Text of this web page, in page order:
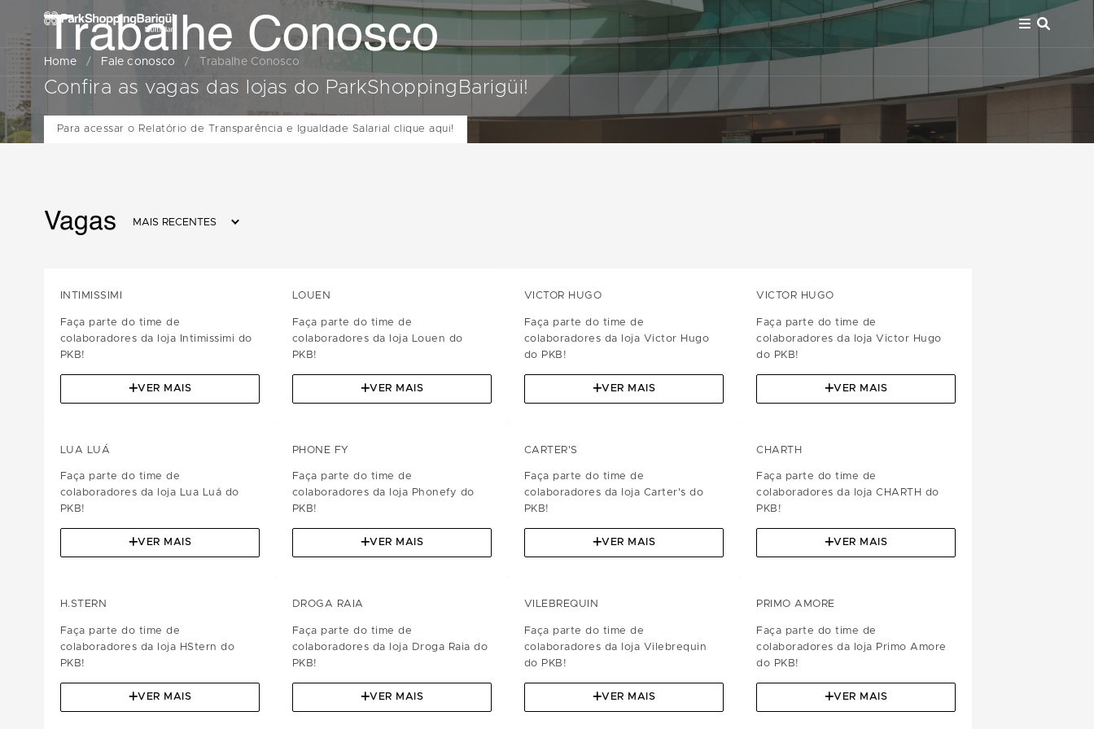
Home / Fale conosco / Trabalhe Conosco
Trabalhe Conosco
Confira as vagas das lojas do ParkShoppingBarigüi!
Para acessar o Relatório de Transparência e Igualdade Salarial clique aqui!
Vagas MAIS RECENTES
INTIMISSIMI
Faça parte do time de
colaboradores da loja Intimissimi do
PKB!
VER MAIS
LOUEN
Faça parte do time de
colaboradores da loja Louen do
PKB!
VER MAIS
VICTOR HUGO
Faça parte do time de
colaboradores da loja Victor Hugo
do PKB!
VER MAIS
VICTOR HUGO
Faça parte do time de
colaboradores da loja Victor Hugo
do PKB!
VER MAIS
LUA LUÁ
Faça parte do time de
colaboradores da loja Lua Luá do
PKB!
VER MAIS
PHONE FY
Faça parte do time de
colaboradores da loja Phonefy do
PKB!
VER MAIS
CARTER'S
Faça parte do time de
colaboradores da loja Carter's do
PKB!
VER MAIS
CHARTH
Faça parte do time de
colaboradores da loja CHARTH do
PKB!
VER MAIS
H.STERN
Faça parte do time de
colaboradores da loja HStern do
PKB!
VER MAIS
DROGA RAIA
Faça parte do time de
colaboradores da loja Droga Raia do
PKB!
VER MAIS
VILEBREQUIN
Faça parte do time de
colaboradores da loja Vilebrequin
do PKB!
VER MAIS
PRIMO AMORE
Faça parte do time de
colaboradores da loja Primo Amore
do PKB!
VER MAIS